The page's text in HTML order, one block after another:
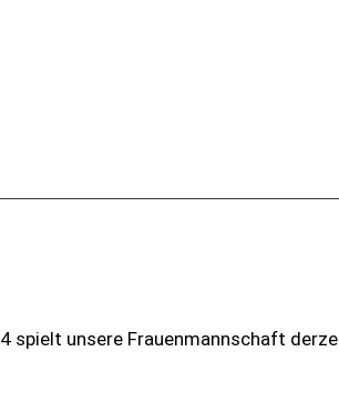
unsere Frauenmannschaft